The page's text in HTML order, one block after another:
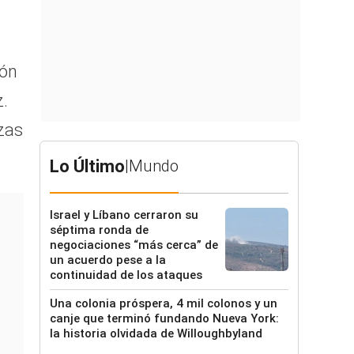
Lo Último|Mundo
Israel y Líbano cerraron su
séptima ronda de
negociaciones “más cerca” de
un acuerdo pese a la
continuidad de los ataques
Una colonia próspera, 4 mil colonos y un
canje que terminó fundando Nueva York:
la historia olvidada de Willoughbyland